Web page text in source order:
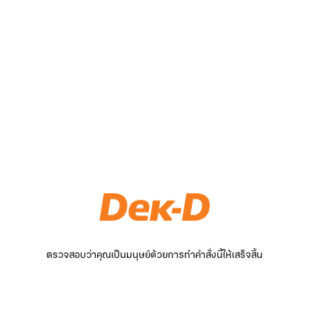
ตรวจสอบว่าคุณเป็นมนุษย์ด้วยการทำคำสั่งนี้ให้เสร็จสิ้น